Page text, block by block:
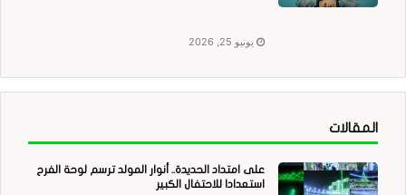
يونيو 25, 2026
المقالات
على امتداد الحديدة.. أنوار المولد ترسم لوحة الفرح
استعدادا للاحتفال الكبير